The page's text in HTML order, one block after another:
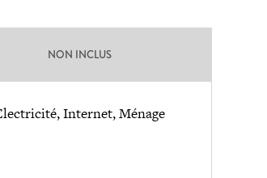
NON INCLUS
Internet, Ménage